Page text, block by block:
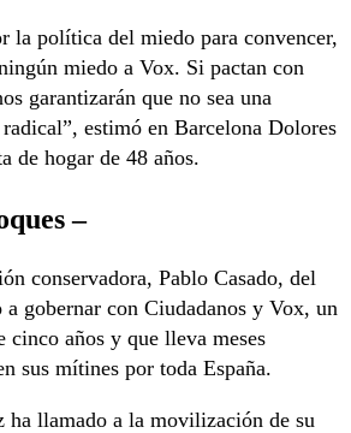
la política del miedo para convencer,
miedo a Vox. Si pactan con
garantizarán que no sea una
estimó en Barcelona Dolores
de hogar de 48 años.
–
conservadora, Pablo Casado, del
a gobernar con Ciudadanos y Vox, un
cinco años y que lleva meses
sus mítines por toda España.
ha llamado a la movilización de su